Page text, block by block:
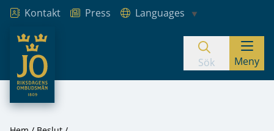
Hoppa till innehåll
Kontakt Press
Languages
JO – Riksdagens Ombudsmän
Sök Meny